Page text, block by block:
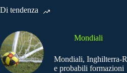
Di tendenza
Mondiali
Mondiali, Inghilterra-
e probabili formazioni